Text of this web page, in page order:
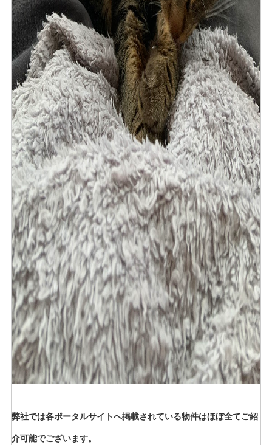
弊社では各ポータルサイトへ掲載されている物件はほぼ全てご紹
介可能でございます。